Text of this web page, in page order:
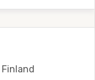
Finland